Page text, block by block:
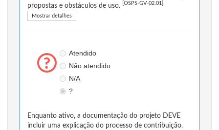
propostas e obstáculos de uso.
[OSPS-GV-02.01]
Mostrar detalhes
Atendido
Não atendido
N/A
?
Enquanto ativo, a documentação do projeto DEVE
incluir uma explicação do processo de contribuição.